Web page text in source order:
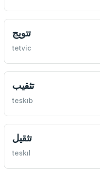
تتويج
tetvic
تثقيب
teskıb
تثقيل
teskıl